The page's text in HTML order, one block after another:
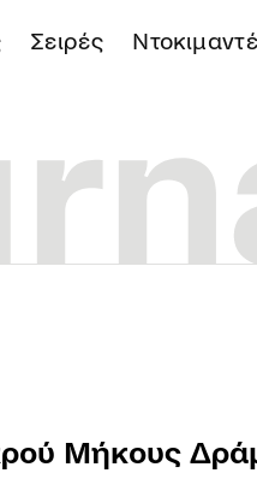
Σειρές
Μήκους